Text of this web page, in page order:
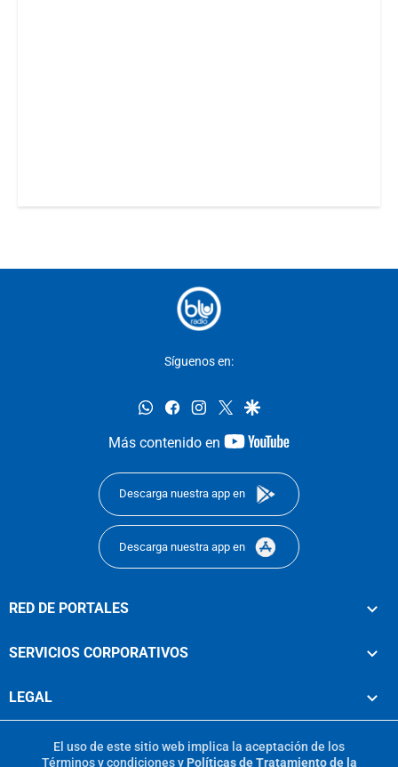
Síguenos en:
whatsappfacebookinstagram
twittergoogle
Más contenido en
youtube-
Descarga nuestra app en
Descarga nuestra app en
RED DE PORTALES
SERVICIOS CORPORATIVOS
LEGAL
El uso de este sitio web implica la aceptación de los
Términos y condicionesy Políticas de Tratamiento de la